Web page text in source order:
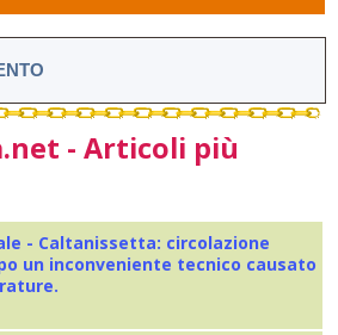
- Articoli più
- Caltanissetta: circolazione
un inconveniente tecnico causato